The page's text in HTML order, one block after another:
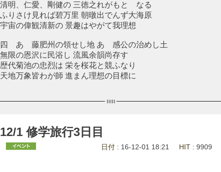
清明、仁愛、剛健の 三徳之れがもとゝなる
ふりさけ見れば碧万里 朝暾出でんず大海原
宇宙の偉観清新の 景趣はやがて我理想
四 あゝ藤肥州の領せし地 あゝ感公の治めし土
無限の恩沢に民浴し 流風余韻尚存す
歴代菊池の忠烈は 栄を桜花と競ふなり
天地万象皆わが師 進まん理想の目標に
12/1 修学旅行3日目
日付 : 16-12-01 18:21 HIT : 9909